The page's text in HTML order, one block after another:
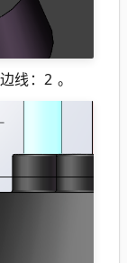
线：2 。